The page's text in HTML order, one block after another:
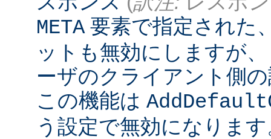
META 要素で指定された
ットも無効にしますが
ーザのクライアント側
この機能は
う設定で無効になりま